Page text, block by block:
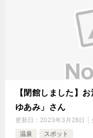
【閉館しました】
ゆあみ」さん
更新日： 2023年3月28日
温泉
スポット